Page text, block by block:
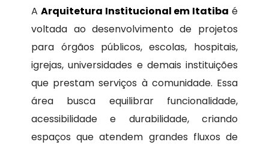
AArquitetura Institucional em Itatiba é
voltada ao desenvolvimento de projetos
para órgãos públicos, escolas, hospitais,
igrejas, universidades e demais instituições
que prestam serviços à comunidade. Essa
área busca equilibrar funcionalidade,
acessibilidade e durabilidade, criando
espaços que atendem grandes fluxos de